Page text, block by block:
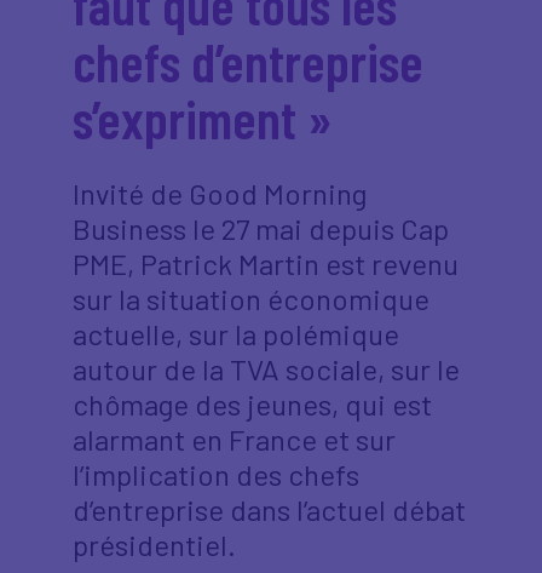
chefs d’entreprise
s’expriment »
Invité de Good Morning
Business le 27 mai depuis Cap
PME, Patrick Martin est revenu
sur la situation économique
actuelle, sur la polémique
autour de la TVA sociale, sur le
chômage des jeunes, qui est
alarmant en France et sur
l’implication des chefs
d’entreprise dans l’actuel débat
présidentiel.